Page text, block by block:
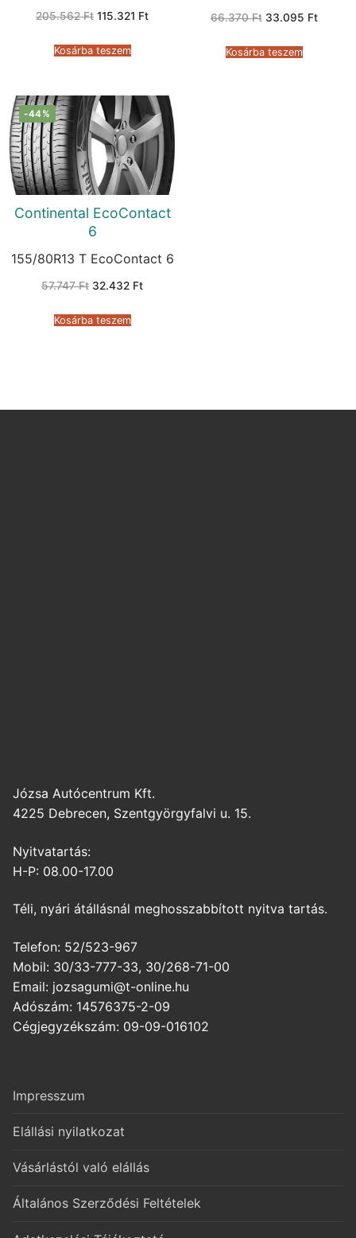
205.562Ft Original
205.562 Ft.
115.321 FtCurrent
Kosárba teszem
66.370Ft Original
66.370 Ft.
33.095 FtCurrent
Kosárba teszem
-44%
Continental EcoContact
6
155/80R13 T EcoContact 6
57.747Ft Original
57.747 Ft.
32.432 FtCurrent
Kosárba teszem
Józsa Autócentrum Kft.
4225 Debrecen, Szentgyörgyfalvi u. 15.
Nyitvatartás:
H-P: 08.00-17.00
Téli, nyári átállásnál meghosszabbított nyitva tartás.
Telefon: 52/523-967
Mobil: 30/33-777-33, 30/268-71-00
Email: jozsagumi@t-online.hu
Adószám: 14576375-2-09
Cégjegyzékszám: 09-09-016102
Impresszum
Elállási nyilatkozat
Vásárlástól való elállás
Általános Szerződési Feltételek